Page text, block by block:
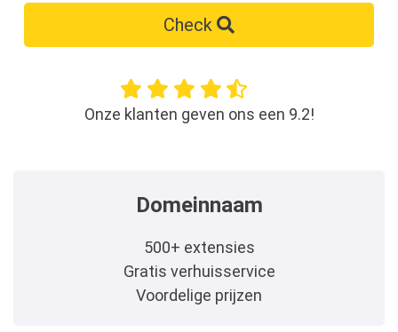
Check
Onze klanten geven ons een 9.2!
Domeinnaam
500+ extensies
Gratis verhuisservice
Voordelige prijzen